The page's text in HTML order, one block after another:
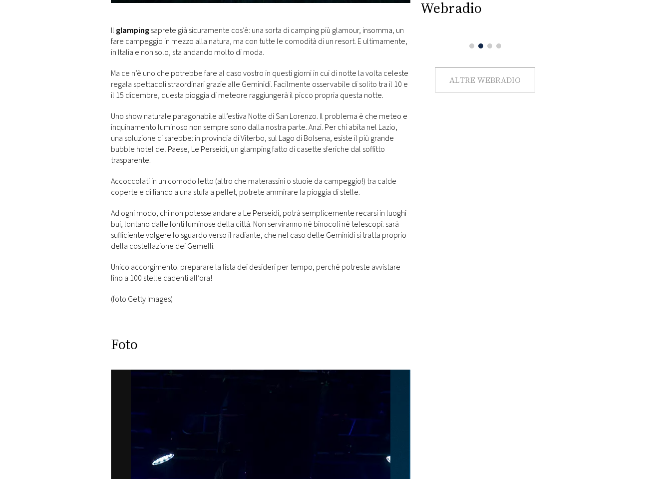
DI
RMC
CONSIGLIA
Il glampingsaprete già sicuramente cos’è: una sorta di camping più glamour, insomma, un
fare campeggio in mezzo alla natura, ma con tutte le comodità di un resort. E ultimamente,
in Italia e non solo, sta andando molto di moda.
Ma ce n’è uno che potrebbe fare al caso vostro in questi giorni in cui di notte la volta celeste
regala spettacoli straordinari grazie alle Geminidi. Facilmente osservabile di solito tra il 10 e
il 15 dicembre, questa pioggia di meteore raggiungerà il picco propria questa notte.
Uno show naturale paragonabile all’estiva Notte di San Lorenzo. Il problema è che meteo e
inquinamento luminoso non sempre sono dalla nostra parte. Anzi. Per chi abita nel Lazio,
una soluzione ci sarebbe: in provincia di Viterbo, sul Lago di Bolsena, esiste il più grande
bubble hotel del Paese, Le Perseidi, un glamping fatto di casette sferiche dal soffitto
trasparente.
Accoccolati in un comodo letto (altro che materassini o stuoie da campeggio!) tra calde
coperte e di fianco a una stufa a pellet, potrete ammirare la pioggia di stelle.
Ad ogni modo, chi non potesse andare a Le Perseidi, potrà semplicemente recarsi in luoghi
bui, lontano dalle fonti luminose della città. Non serviranno né binocoli né telescopi: sarà
sufficiente volgere lo sguardo verso il radiante, che nel caso delle Geminidi si tratta proprio
della costellazione dei Gemelli.
Unico accorgimento: preparare la lista dei desideri per tempo, perché potreste avvistare
fino a 100 stelle cadenti all’ora!
(foto Getty Images)
Foto
Webradio
ALTRE WEBRADIO